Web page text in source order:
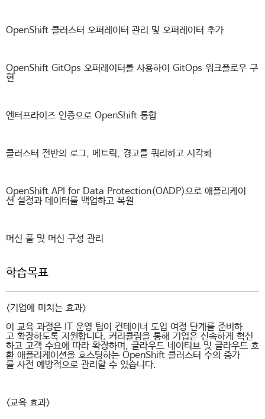
OpenShift 클러스터 오퍼레이터 관리 및 오퍼레이터 추가
OpenShift GitOps 오퍼레이터를 사용하여 GitOps 워크플로우 구
현
엔터프라이즈 인증으로 OpenShift 통합
클러스터 전반의 로그, 메트릭, 경고를 쿼리하고 시각화
OpenShift API for Data Protection(OADP)으로 애플리케이
션 설정과 데이터를 백업하고 복원
머신 풀 및 머신 구성 관리
학습목표
<기업에 미치는 효과>
이 교육 과정은 IT 운영 팀이 컨테이너 도입 여정 단계를 준비하
고 확장하도록 지원합니다. 커리큘럼을 통해 기업은 신속하게 혁신
하고 고객 수요에 따라 확장하며, 클라우드 네이티브 및 클라우드 호
환 애플리케이션을 호스팅하는 OpenShift 클러스터 수의 증가
를 사전 예방적으로 관리할 수 있습니다.
<교육 효과>